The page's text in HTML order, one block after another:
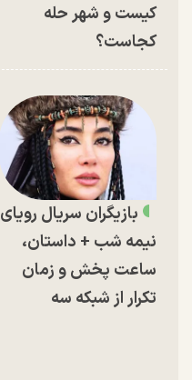
کیست و شهر حله
کجاست؟
بازیگران سریال رویای
نیمه شب + داستان،
ساعت پخش و زمان
تکرار از شبکه سه